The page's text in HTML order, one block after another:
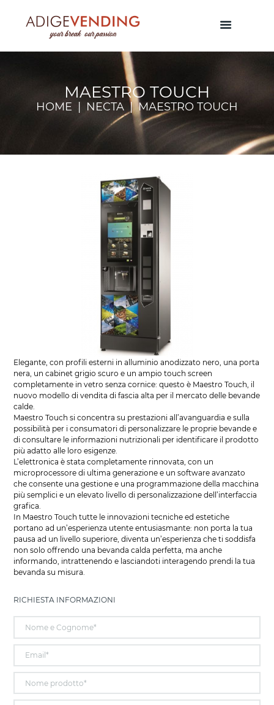
MAESTRO TOUCH
HOME NECTA MAESTRO TOUCH
Elegante, con profili esterni in alluminio anodizzato nero, una porta
nera, un cabinet grigio scuro e un ampio touch screen
completamente in vetro senza cornice: questo è Maestro Touch, il
nuovo modello di vendita di fascia alta per il mercato delle bevande
calde.
Maestro Touch si concentra su prestazioni all’avanguardia e sulla
possibilità per i consumatori di personalizzare le proprie bevande e
di consultare le informazioni nutrizionali per identificare il prodotto
più adatto alle loro esigenze.
L’elettronica è stata completamente rinnovata, con un
microprocessore di ultima generazione e un software avanzato
che consente una gestione e una programmazione della macchina
più semplici e un elevato livello di personalizzazione dell’interfaccia
grafica.
In Maestro Touch tutte le innovazioni tecniche ed estetiche
portano ad un’esperienza utente entusiasmante: non porta la tua
pausa ad un livello superiore, diventa un’esperienza che ti soddisfa
non solo offrendo una bevanda calda perfetta, ma anche
informando, intrattenendo e lasciandoti interagendo prendi la tua
bevanda su misura.
RICHIESTA INFORMAZIONI